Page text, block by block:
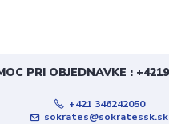
PRI OBJEDNAVKE :
+421 346242050
sokrates@sokratessk.sk